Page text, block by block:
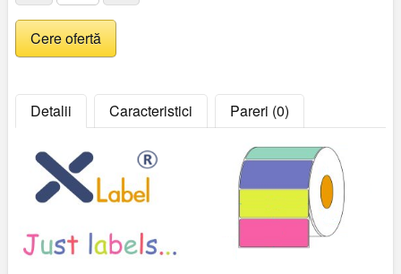
Detalii Caracteristici Pareri (0)